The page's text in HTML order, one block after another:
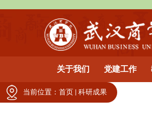
关于我们 党建工作
当前位置： 首页 科研成果